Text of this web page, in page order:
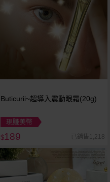
Buticurii~超導入震動眼霜(20g)
現賺美幣
$189 已銷售1,218